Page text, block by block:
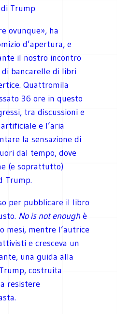
Trump
ovunque», ha
d’apertura, e
il nostro incontro
bancarelle di libri
Quattromila
36 ore in questo
tra discussioni e
e l’aria
la sensazione di
dal tempo, dove
(e soprattutto)
Trump.
per pubblicare il libro
No is not enough è
mentre l’autrice
e cresceva un
una guida alla
costruita
resistere